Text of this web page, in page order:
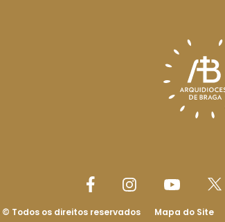
© Todos os direitos reservados Mapa do Site